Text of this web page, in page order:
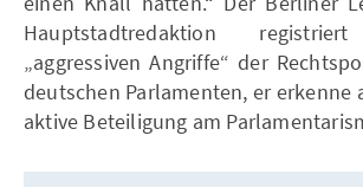
Hauptstadtredaktion
„aggressiven Angriffe“ der
deutschen Parlamenten, er erkenne
aktive Beteiligung am